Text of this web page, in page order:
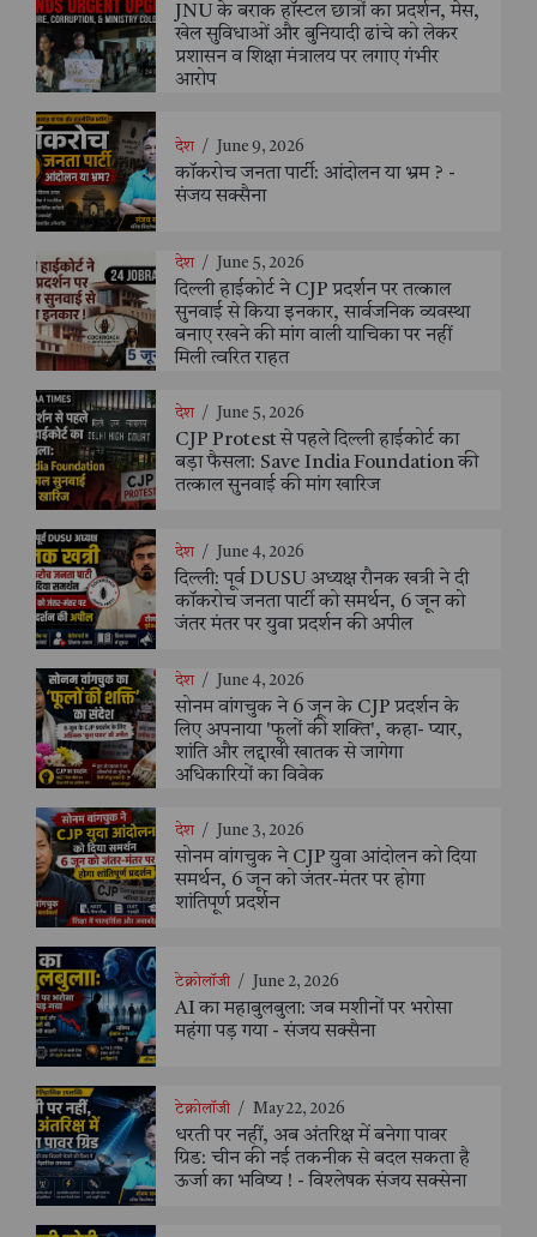
JNU के बराक हॉस्टल छात्रों का प्रदर्शन, मेस,
खेल सुविधाओं और बुनियादी ढांचे को लेकर
प्रशासन व शिक्षा मंत्रालय पर लगाए गंभीर
आरोप
देश / June 9, 2026
कॉकरोच जनता पार्टी: आंदोलन या भ्रम ? -
संजय सक्सैना
देश / June 5, 2026
दिल्ली हाईकोर्ट ने CJP प्रदर्शन पर तत्काल
सुनवाई से किया इनकार, सार्वजनिक व्यवस्था
बनाए रखने की मांग वाली याचिका पर नहीं
मिली त्वरित राहत
देश / June 5, 2026
CJP Protest से पहले दिल्ली हाईकोर्ट का
बड़ा फैसला: Save India Foundation की
तत्काल सुनवाई की मांग खारिज
देश / June 4, 2026
दिल्ली: पूर्व DUSU अध्यक्ष रौनक खत्री ने दी
कॉकरोच जनता पार्टी को समर्थन, 6 जून को
जंतर मंतर पर युवा प्रदर्शन की अपील
देश / June 4, 2026
सोनम वांगचुक ने 6 जून के CJP प्रदर्शन के
लिए अपनाया 'फूलों की शक्ति', कहा- प्यार,
शांति और लद्दाखी खातक से जागेगा
अधिकारियों का विवेक
देश / June 3, 2026
सोनम वांगचुक ने CJP युवा आंदोलन को दिया
समर्थन, 6 जून को जंतर-मंतर पर होगा
शांतिपूर्ण प्रदर्शन
टेक्नोलॉजी / June 2, 2026
AI का महाबुलबुला: जब मशीनों पर भरोसा
महंगा पड़ गया - संजय सक्सैना
टेक्नोलॉजी / May 22, 2026
धरती पर नहीं, अब अंतरिक्ष में बनेगा पावर
ग्रिड: चीन की नई तकनीक से बदल सकता है
ऊर्जा का भविष्य ! - विश्लेषक संजय सक्सेना